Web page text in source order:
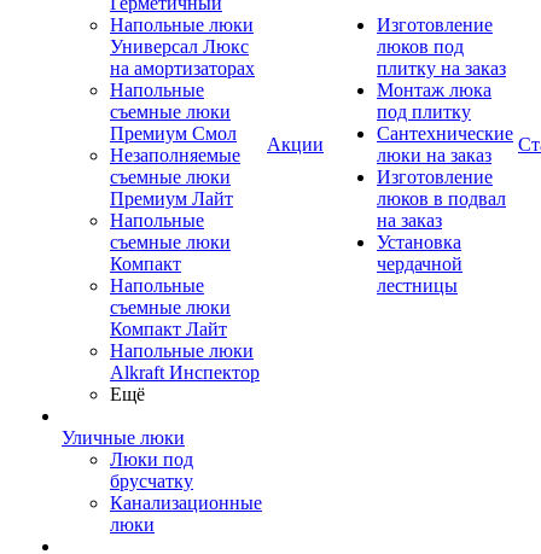
Напольные люки
Универсал Люкс
на амортизаторах
Напольные
съемные люки
Премиум Смол
Незаполняемые
съемные люки
Премиум Лайт
Напольные
съемные люки
Компакт
Напольные
съемные люки
Компакт Лайт
Напольные люки
Alkraft Инспектор
Ещё
Уличные люки
Люки под
брусчатку
Канализационные
люки
Акции
Изготовление
люков под
плитку на заказ
Монтаж люка
под плитку
Сантехнические
люки на заказ
Изготовление
люков в подвал
на заказ
Установка
чердачной
лестницы